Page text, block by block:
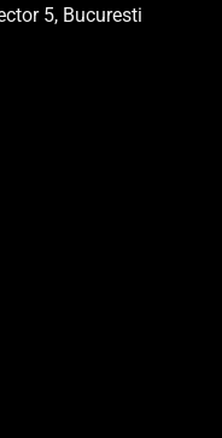
5, Bucuresti